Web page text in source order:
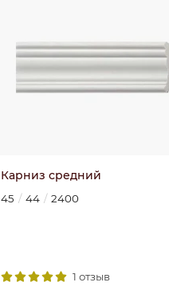
Карниз средний
45 44 2400
1 отзыв